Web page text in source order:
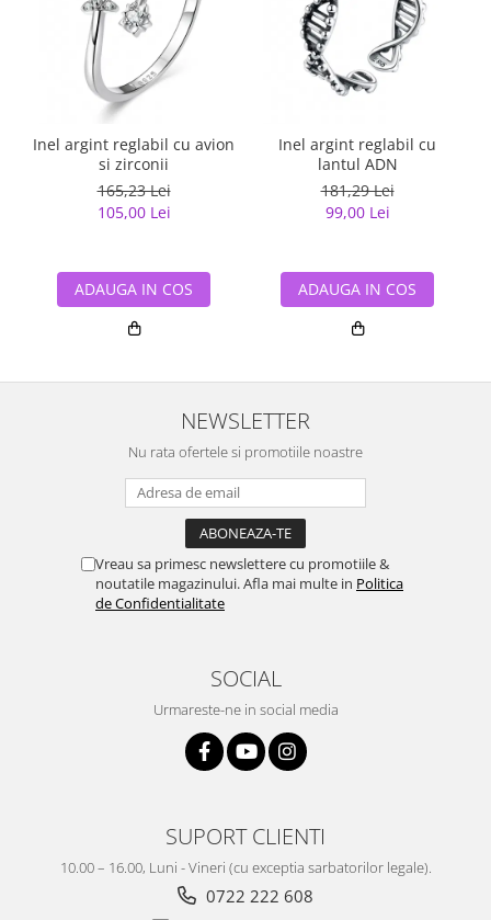
Inel argint reglabil cu avion
si zirconii
165,23 Lei
105,00 Lei
ADAUGA IN COS
Inel argint reglabil cu
lantul ADN
181,29 Lei
99,00 Lei
ADAUGA IN COS
NEWSLETTER
Nu rata ofertele si promotiile noastre
Vreau sa primesc newslettere cu promotiile &
noutatile magazinului. Afla mai multe in Politica
de Confidentialitate
SOCIAL
Urmareste-ne in social media
SUPORT CLIENTI
10.00 – 16.00, Luni - Vineri (cu exceptia sarbatorilor legale).
0722 222 608